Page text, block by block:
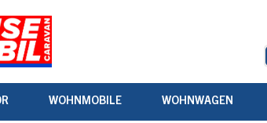
WOHNMOBILE WOHNWAGEN